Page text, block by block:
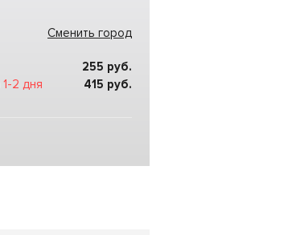
Сменить город
255 руб.
1-2 дня 415 руб.